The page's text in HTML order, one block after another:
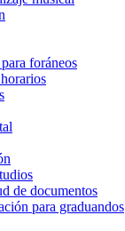
foráneos
de documentos
para graduandos